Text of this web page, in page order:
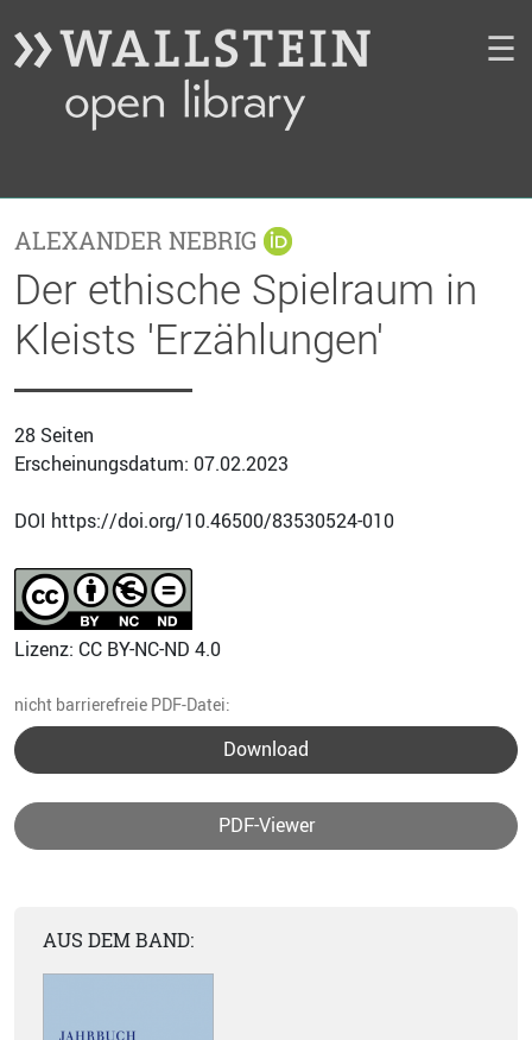
☰
ALEXANDER NEBRIG
Der ethische Spielraum in
Kleists 'Erzählungen'
28 Seiten
Erscheinungsdatum: 07.02.2023
DOI https://doi.org/10.46500/83530524-010
Lizenz: CC BY-NC-ND 4.0
nicht barrierefreie PDF-Datei:
Download
PDF-Viewer
AUS DEM BAND: